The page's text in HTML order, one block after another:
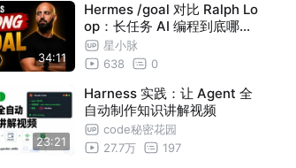
34:11
Hermes /goal 对比 Ralph Lo
op：长任务 AI 编程到底哪个
好？星小脉
638
0
23:21
Harness 实践：让 Agent 全
自动制作知识讲解视频
code秘密花园
27.7万
197